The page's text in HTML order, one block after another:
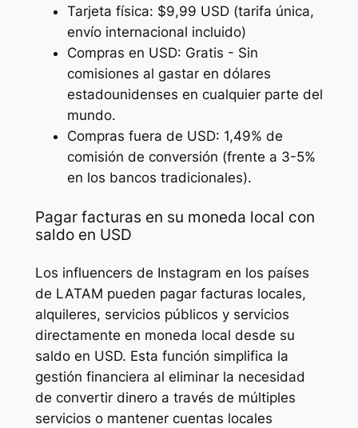
Tarjeta física: $9,99 USD (tarifa única,
envío internacional incluido)
Compras en USD: Gratis - Sin
comisiones al gastar en dólares
estadounidenses en cualquier parte del
mundo.
Compras fuera de USD: 1,49% de
comisión de conversión (frente a 3-5%
en los bancos tradicionales).
Pagar facturas en su moneda local con
saldo en USD
Los influencers de Instagram en los países
de LATAM pueden pagar facturas locales,
alquileres, servicios públicos y servicios
directamente en moneda local desde su
saldo en USD. Esta función simplifica la
gestión financiera al eliminar la necesidad
de convertir dinero a través de múltiples
servicios o mantener cuentas locales